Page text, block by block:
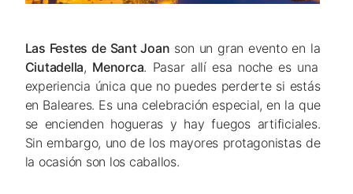
Las Festes de Sant Joan son un gran evento en la
Ciutadella, Menorca. Pasar allí esa noche es una
experiencia única que no puedes perderte si estás
en Baleares. Es una celebración especial, en la que
se encienden hogueras y hay fuegos artificiales.
Sin embargo, uno de los mayores protagonistas de
la ocasión son los caballos.